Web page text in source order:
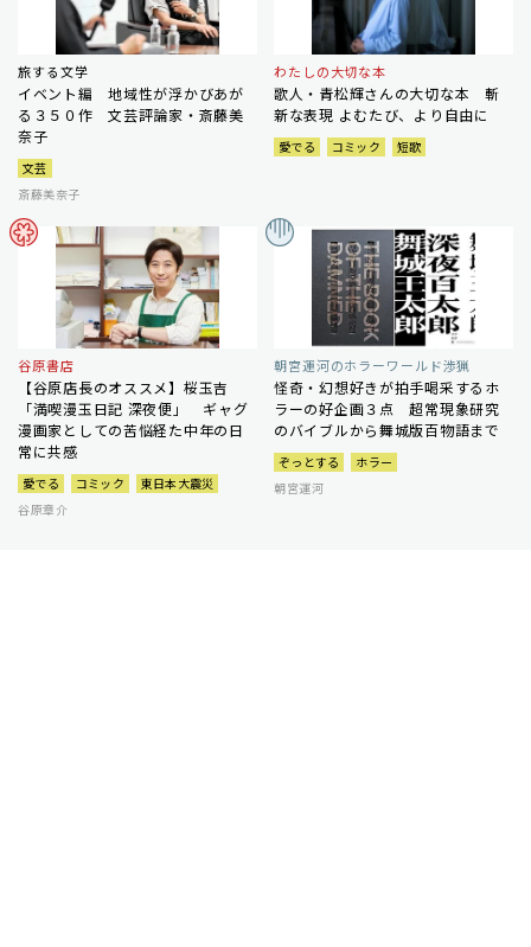
旅する文学
イベント編 地域性が浮かびあが
る３５０作 文芸評論家・斎藤美
奈子
文芸
斎藤美奈子
わたしの大切な本
歌人・青松輝さんの大切な本 斬
新な表現 よむたび、より自由に
愛でる コミック 短歌
谷原書店
【谷原店長のオススメ】桜玉吉
「満喫漫玉日記 深夜便」 ギャグ
漫画家としての苦悩経た中年の日
常に共感
愛でる コミック
東日本大震災
谷原章介
朝宮運河のホラーワールド渉猟
怪奇・幻想好きが拍手喝采するホ
ラーの好企画３点 超常現象研究
のバイブルから舞城版百物語まで
ぞっとする
ホラー
朝宮運河